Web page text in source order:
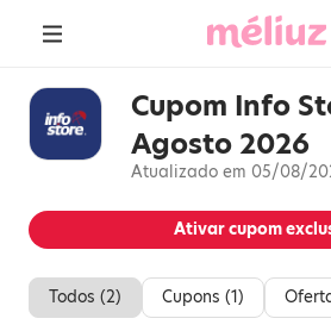
Cupom Info
Agosto 2026
Atualizado em 05/08/
Ativar cupom
Todos (2) Cupons (1)